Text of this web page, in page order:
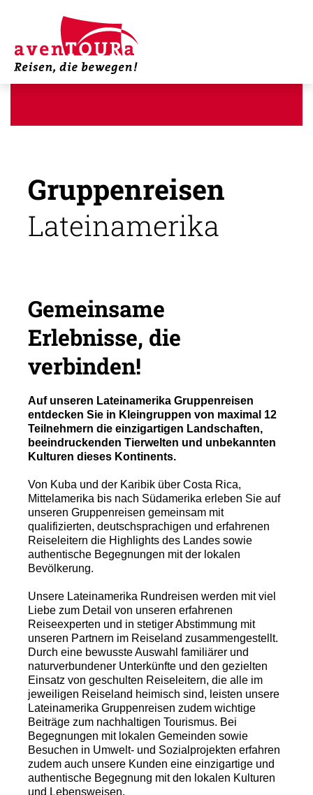
Gruppenreisen
Lateinamerika
Gemeinsame
Erlebnisse, die
verbinden!
Auf unseren Lateinamerika Gruppenreisen
entdecken Sie in Kleingruppen von maximal 12
Teilnehmern die einzigartigen Landschaften,
beeindruckenden Tierwelten und unbekannten
Kulturen dieses Kontinents.
Von Kuba und der Karibik über Costa Rica,
Mittelamerika bis nach Südamerika erleben Sie auf
unseren Gruppenreisen gemeinsam mit
qualifizierten, deutschsprachigen und erfahrenen
Reiseleitern die Highlights des Landes sowie
authentische Begegnungen mit der lokalen
Bevölkerung.
Unsere Lateinamerika Rundreisen werden mit viel
Liebe zum Detail von unseren erfahrenen
Reiseexperten und in stetiger Abstimmung mit
unseren Partnern im Reiseland zusammengestellt.
Durch eine bewusste Auswahl familiärer und
naturverbundener Unterkünfte und den gezielten
Einsatz von geschulten Reiseleitern, die alle im
jeweiligen Reiseland heimisch sind, leisten unsere
Lateinamerika Gruppenreisen zudem wichtige
Beiträge zum nachhaltigen Tourismus. Bei
Begegnungen mit lokalen Gemeinden sowie
Besuchen in Umwelt- und Sozialprojekten erfahren
zudem auch unsere Kunden eine einzigartige und
authentische Begegnung mit den lokalen Kulturen
und Lebensweisen.